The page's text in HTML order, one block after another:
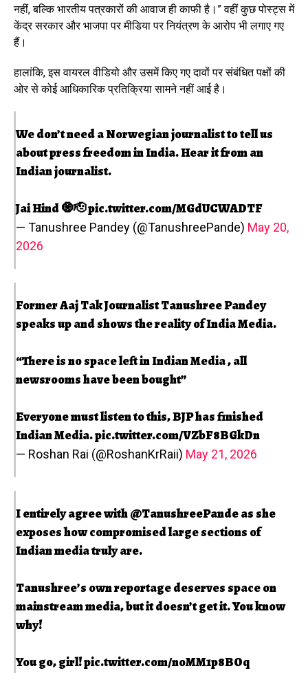
नहीं, बल्कि भारतीय पत्रकारों की आवाज ही काफी है।” वहीं कुछ पोस्ट्स में
केंद्र सरकार और भाजपा पर मीडिया पर नियंत्रण के आरोप भी लगाए गए
हैं।
हालांकि, इस वायरल वीडियो और उसमें किए गए दावों पर संबंधित पक्षों की
ओर से कोई आधिकारिक प्रतिक्रिया सामने नहीं आई है।
We don’t need a Norwegian journalist to tell us
about press freedom in India. Hear it from an
Indian journalist.
Jai Hind 🧿🫡pic.twitter.com/MGdUCWADTF
— Tanushree Pandey (@TanushreePande) May 20,
2026
Former Aaj Tak Journalist Tanushree Pandey
speaks up and shows the reality of India Media.
“There is no space left in Indian Media , all
newsrooms have been bought”
Everyone must listen to this, BJP has finished
Indian Media.pic.twitter.com/VZbF8BGkDn
— Roshan Rai (@RoshanKrRaii) May 21, 2026
I entirely agree with@TanushreePandeas she
exposes how compromised large sections of
Indian media truly are.
Tanushree’s own reportage deserves space on
mainstream media, but it doesn’t get it. You know
why!
You go, girl!pic.twitter.com/noMM1p8BOq